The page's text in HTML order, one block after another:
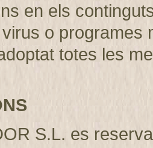
en els
o programes
totes les
S.L. es